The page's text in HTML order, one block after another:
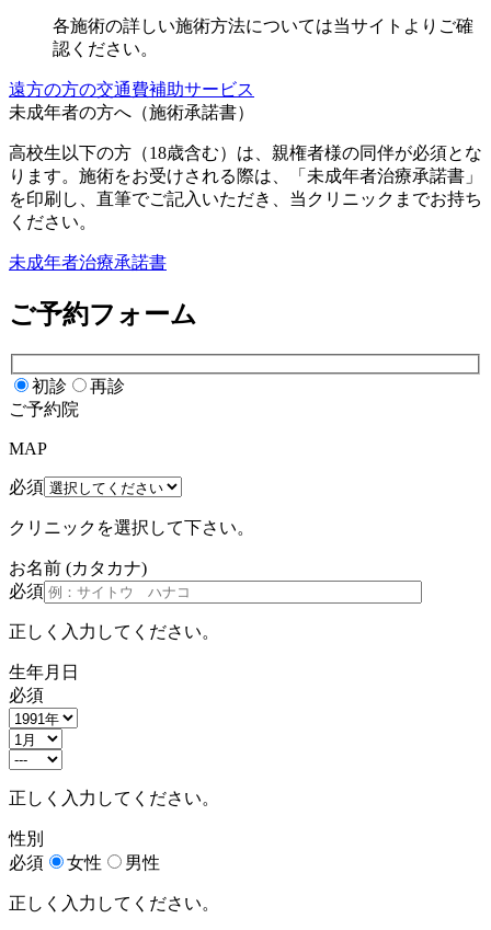
各施術の詳しい施術方法については当サイトよりご確
認ください。
遠方の方の交通費補助サービス
未成年者の方へ（施術承諾書）
高校生以下の方（18歳含む）は、親権者様の同伴が必須とな
ります。施術をお受けされる際は、「未成年者治療承諾書」
を印刷し、直筆でご記入いただき、当クリニックまでお持ち
ください。
未成年者治療承諾書
ご予約フォーム
初診
再診
ご予約院
MAP
必須
クリニックを選択して下さい。
お名前 (カタカナ)
必須
正しく入力してください。
生年月日
必須
正しく入力してください。
性別
必須
女性 男性
正しく入力してください。